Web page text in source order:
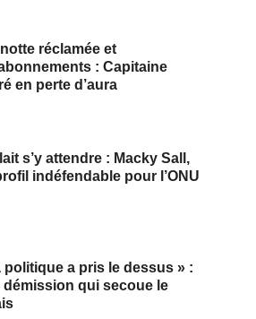
réclamée et
: Capitaine
en perte d’aura
s’y attendre : Macky Sall,
indéfendable pour l’ONU
politique a pris le dessus » :
démission qui secoue le